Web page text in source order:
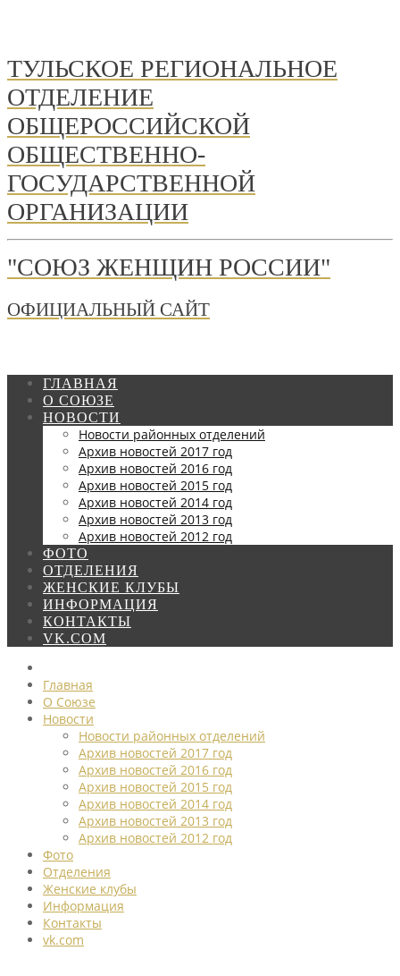
ТУЛЬСКОЕ РЕГИОНАЛЬНОЕ
ОТДЕЛЕНИЕ
ОБЩЕРОССИЙСКОЙ
ОБЩЕСТВЕННО-
ГОСУДАРСТВЕННОЙ
ОРГАНИЗАЦИИ
"СОЮЗ ЖЕНЩИН РОССИИ"
ОФИЦИАЛЬНЫЙ САЙТ
ГЛАВНАЯ
О СОЮЗЕ
НОВОСТИ
Новости районных отделений
Архив новостей 2017 год
Архив новостей 2016 год
Архив новостей 2015 год
Архив новостей 2014 год
Архив новостей 2013 год
Архив новостей 2012 год
ФОТО
ОТДЕЛЕНИЯ
ЖЕНСКИЕ КЛУБЫ
ИНФОРМАЦИЯ
КОНТАКТЫ
VK.COM
Главная
О Союзе
Новости
Новости районных отделений
Архив новостей 2017 год
Архив новостей 2016 год
Архив новостей 2015 год
Архив новостей 2014 год
Архив новостей 2013 год
Архив новостей 2012 год
Фото
Отделения
Женские клубы
Информация
Контакты
vk.com